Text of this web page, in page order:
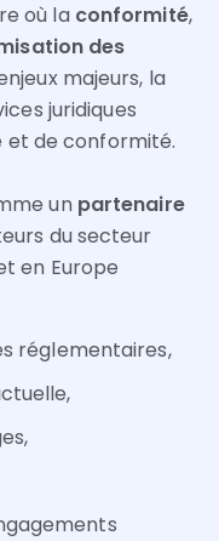
où la conformité,
des
majeurs, la
juridiques
et de conformité.
unpartenaire
du secteur
en Europe
réglementaires,